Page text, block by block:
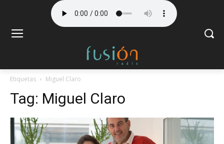
Etiquetas Miguel Claro
Tag: Miguel Claro